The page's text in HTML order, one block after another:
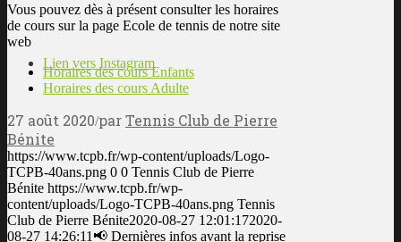
Lien vers Instagram
Vous pouvez dès à présent consulter les horaires
de cours sur la page Ecole de tennis de notre site
web
Horaires des cours Enfants
Horaires des cours Adulte
27 août 2020/parTennis Club de Pierre
Bénite
https://www.tcpb.fr/wp-content/uploads/Logo-
TCPB-40ans.png 0 0 Tennis Club de Pierre
Bénite https://www.tcpb.fr/wp-
content/uploads/Logo-TCPB-40ans.png Tennis
Club de Pierre Bénite2020-08-27 12:01:172020-
08-27 14:26:11 📢 Dernières infos avant la reprise